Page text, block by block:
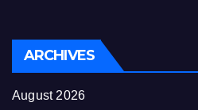
ARCHIVES
August 2026